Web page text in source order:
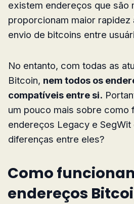
existem endereços que são
proporcionam maior rapidez
envio de bitcoins entre
No entanto, com todas as
Bitcoin, nem todos os
compatíveis entre si.
um pouco mais sobre como
endereços Legacy e SegWit
diferenças entre eles?
Como
endereços